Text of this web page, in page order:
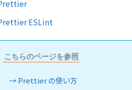
ESLint
こちらのページを参照
Prettier の使い方